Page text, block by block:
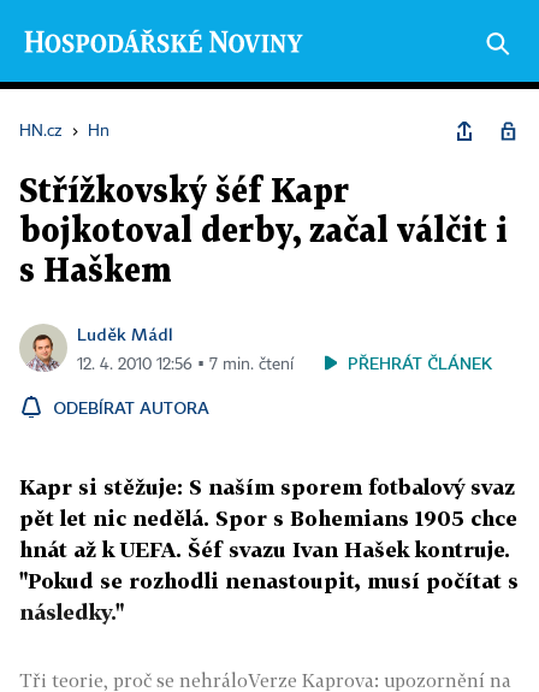
HN.cz › Hn
Střížkovský šéf Kapr
bojkotoval derby, začal válčit i
s Haškem
Luděk Mádl
12. 4. 2010 12:56 ▪ 7 min. čtení PŘEHRÁT ČLÁNEK
ODEBÍRAT AUTORA
Kapr si stěžuje: S naším sporem fotbalový svaz
pět let nic nedělá. Spor s Bohemians 1905 chce
hnát až k UEFA. Šéf svazu Ivan Hašek kontruje.
"Pokud se rozhodli nenastoupit, musí počítat s
následky."
Tři teorie, proč se nehráloVerze Kaprova: upozornění na